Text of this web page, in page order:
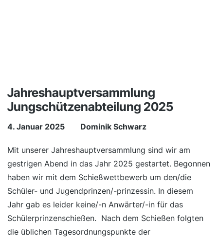
Jahreshauptversammlung
Jungschützenabteilung 2025
4. Januar 2025 Dominik Schwarz
Mit unserer Jahreshauptversammlung sind wir am
gestrigen Abend in das Jahr 2025 gestartet. Begonnen
haben wir mit dem Schießwettbewerb um den/die
Schüler- und Jugendprinzen/-prinzessin. In diesem
Jahr gab es leider keine/-n Anwärter/-in für das
Schülerprinzenschießen. Nach dem Schießen folgten
die üblichen Tagesordnungspunkte der